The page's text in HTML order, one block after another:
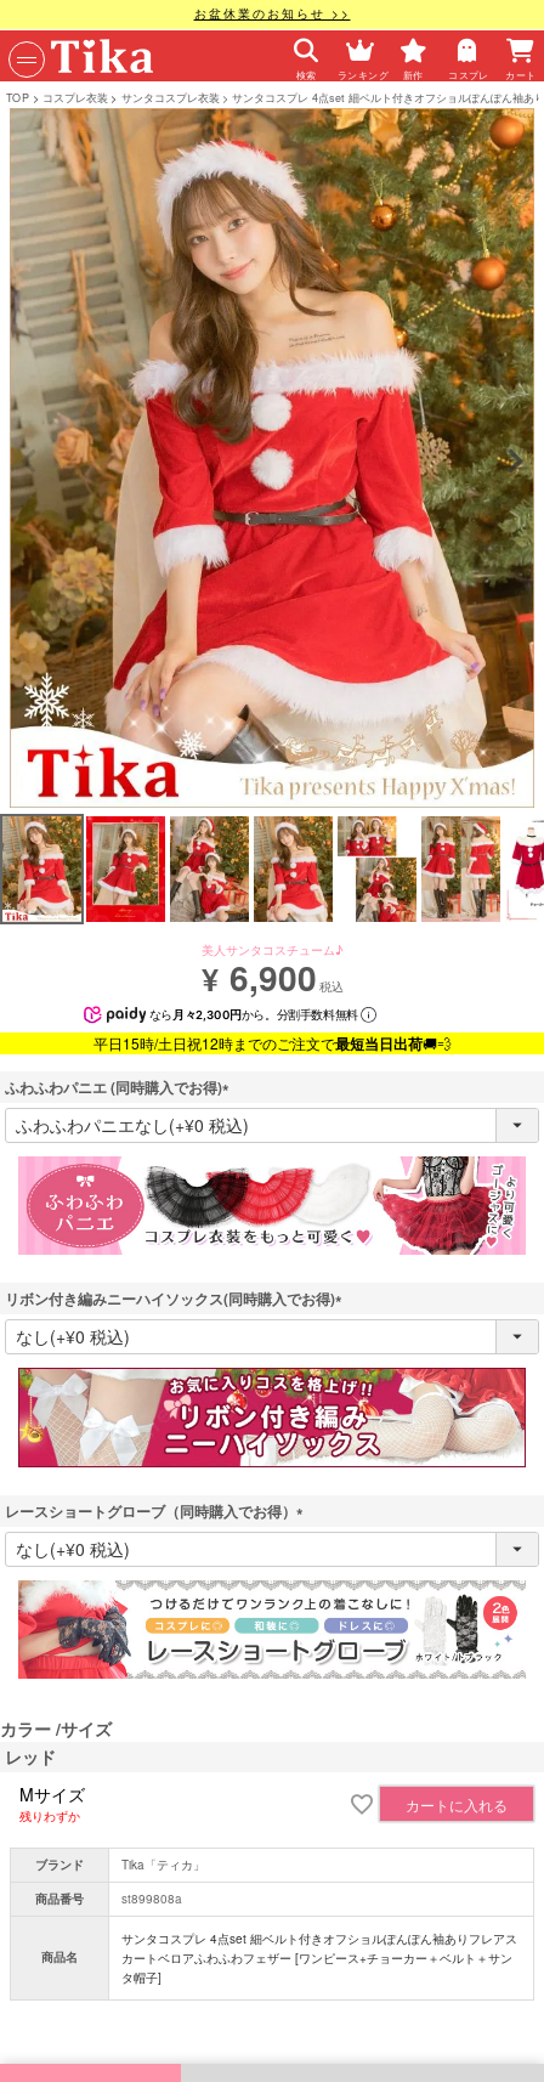
お盆休業のお知らせ >>
検索 ランキング 新作 コスプレ カート
TOP コスプレ衣装 サンタコスプレ衣装 サンタコスプレ 4点set 細ベルト付きオフショルぽんぽん袖あ
美人サンタコスチューム♪
¥ 6,900 税込
なら 月々2,300円から。分割手数料無料
平日15時/土日祝12時までのご注文で最短当日出荷🚚💨
ふわふわパニエ (同時購入でお得)
(
必
)
リボン付き編みニーハイソックス(同時購入でお得)
(
必
須
)
レースショートグローブ（同時購入でお得）
(
必
須
)
カラー サイズ
レッド
Mサイズ
残りわずか
カートに入れる
ブランド
Tika「ティカ」
商品番号
st899808a
商品名
サンタコスプレ 4点set 細ベルト付きオフショルぽんぽん袖ありフレアス
カートベロアふわふわフェザー [ワンピース+チョーカー＋ベルト＋サン
タ帽子]